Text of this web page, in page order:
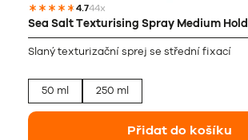
4.744x
Sea Salt Texturising Spray Medium Hold
Slaný texturizační sprej se střední fixací
50 ml 250 ml
Přidat do košíku